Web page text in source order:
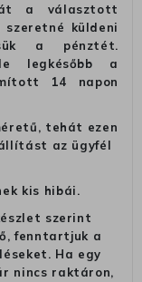
a választott
szeretné küldeni
a pénztét.
legkésőbb a
14 napon
tehát ezen
az ügyfél
kis hibái.
szerint
fenntartjuk a
Ha egy
nincs raktáron,